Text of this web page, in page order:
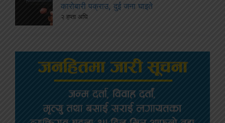
कारोबारी पक्राउ, दुई जना घाइते
२ हप्ता अघि